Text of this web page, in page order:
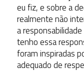
eu fiz, e sobre a
realmente não
a
tenho essa
foram inspiradas
adequado de